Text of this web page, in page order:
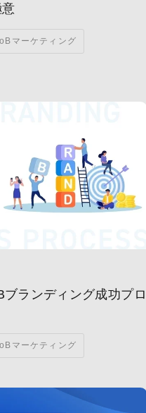
マーケティング
ブランディング成功プロ
マーケティング